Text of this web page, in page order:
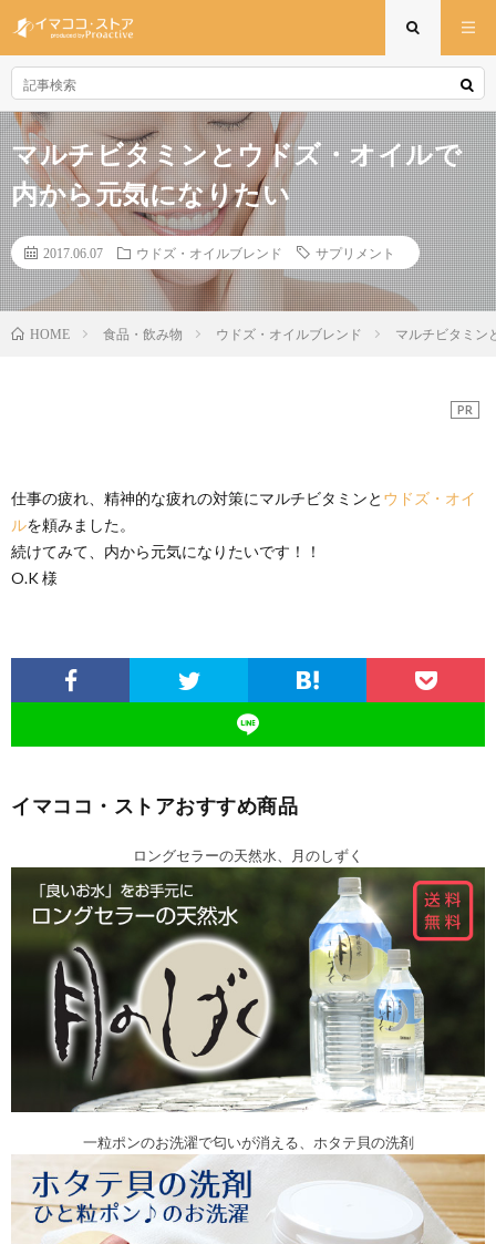
マルチビタミンとウドズ・オイルで
内から元気になりたい
2017.06.07 ウドズ・オイルブレンド サプリメント
HOME 食品・飲み物 ウドズ・オイルブレンド マルチビタミン
PR
仕事の疲れ、精神的な疲れの対策にマルチビタミンと ウドズ・オイ
ルを頼みました。
続けてみて、内から元気になりたいです！！
O.K 様
イマココ・ストアおすすめ商品
ロングセラーの天然水、月のしずく
一粒ポンのお洗濯で匂いが消える、ホタテ貝の洗剤